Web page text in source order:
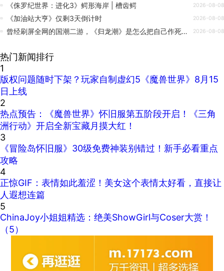
《侏罗纪世界：进化3》鳄形海岸 | 槽齿鳄 2026-08-08
《加油站大亨》仅剩3天倒计时 2026-08-08
曾经刷屏全网的国潮二游，《归龙潮》是怎么把自己作死的？ 2026-08-08
热门新闻排行
1
版权问题随时下架？玩家自制虚幻5《魔兽世界》8月15
日上线
2
热点预告：《魔兽世界》怀旧服第五阶段开启！《三角
洲行动》开启全新宝藏月摸大红！
3
《冒险岛怀旧服》30级免费神装别错过！新手必看重点
攻略
4
正惊GIF：表情如此羞涩！美女这个表情太好看，直接让
人遐想连篇
5
ChinaJoy小姐姐精选：绝美ShowGirl与Coser大赏！
（5）